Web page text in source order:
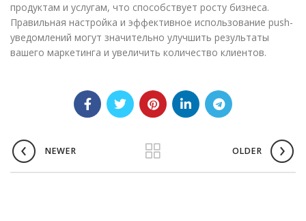
продуктам и услугам, что способствует росту бизнеса.
Правильная настройка и эффективное использование push-
уведомлений могут значительно улучшить результаты
вашего маркетинга и увеличить количество клиентов.
NEWER OLDER